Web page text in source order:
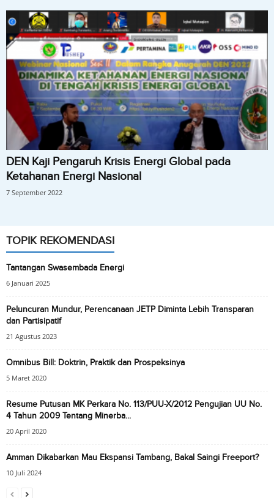
DEN Kaji Pengaruh Krisis Energi Global pada
Ketahanan Energi Nasional
7 September 2022
TOPIK REKOMENDASI
Tantangan Swasembada Energi
6 Januari 2025
Peluncuran Mundur, Perencanaan JETP Diminta Lebih Transparan
dan Partisipatif
21 Agustus 2023
Omnibus Bill: Doktrin, Praktik dan Prospeksinya
5 Maret 2020
Resume Putusan MK Perkara No. 113/PUU-X/2012 Pengujian UU No.
4 Tahun 2009 Tentang Minerba...
20 April 2020
Amman Dikabarkan Mau Ekspansi Tambang, Bakal Saingi Freeport?
10 Juli 2024